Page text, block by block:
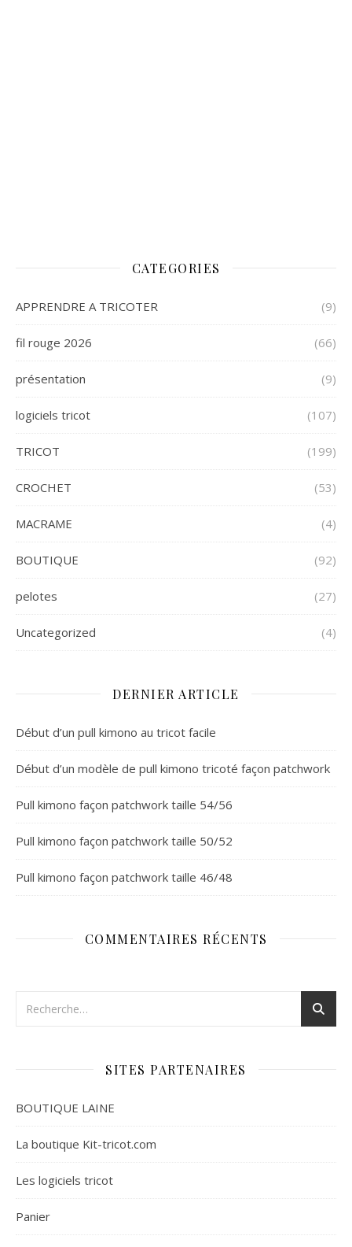
CATEGORIES
APPRENDRE A TRICOTER (9)
fil rouge 2026 (66)
présentation (9)
logiciels tricot (107)
TRICOT (199)
CROCHET (53)
MACRAME (4)
BOUTIQUE (92)
pelotes (27)
Uncategorized (4)
DERNIER ARTICLE
Début d’un pull kimono au tricot facile
Début d’un modèle de pull kimono tricoté façon patchwork
Pull kimono façon patchwork taille 54/56
Pull kimono façon patchwork taille 50/52
Pull kimono façon patchwork taille 46/48
COMMENTAIRES RÉCENTS
SITES PARTENAIRES
BOUTIQUE LAINE
La boutique Kit-tricot.com
Les logiciels tricot
Panier